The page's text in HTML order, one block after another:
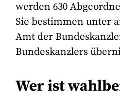
werden 630
Sie bestimmen unter
Amt der
Bundeskanzlers
Wer ist